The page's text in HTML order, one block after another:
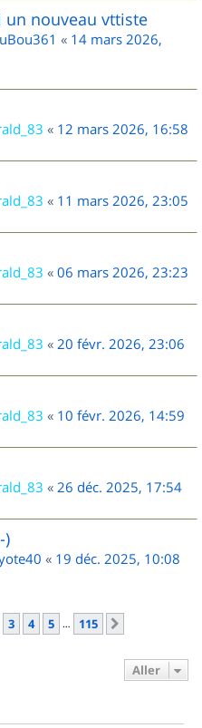
nouveau vttiste
« 14 mars 2026,
« 12 mars 2026, 16:58
« 11 mars 2026, 23:05
« 06 mars 2026, 23:23
« 20 févr. 2026, 23:06
« 10 févr. 2026, 14:59
« 26 déc. 2025, 17:54
)
« 19 déc. 2025, 10:08
115
3 4 5 … 115
Aller